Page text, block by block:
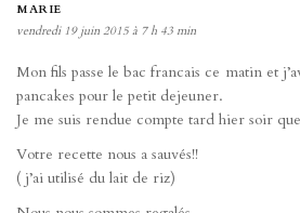
MARIE
vendredi 19 juin 2015 à 7 h 43 min
Mon fils passe le bac francais ce matin et
pancakes pour le petit dejeuner.
Je me suis rendue compte tard hier soir
Votre recette nous a sauvés!!
( j’ai utilisé du lait de riz)